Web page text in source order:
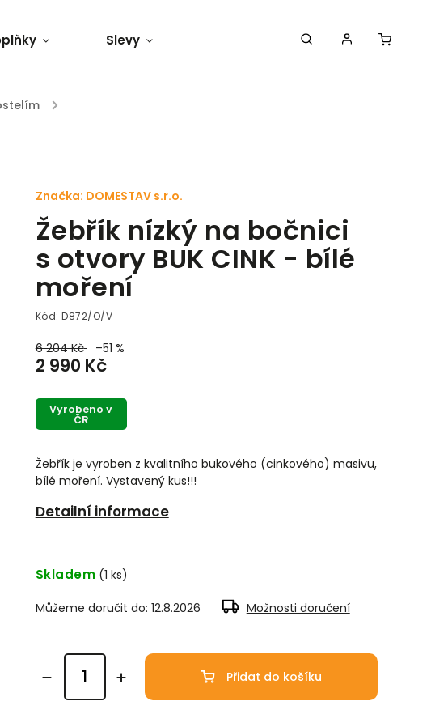
Slevy
/
Žebřík nízký na bočnici
s otvory BUK CINK - bílé
moření
Kód: D872/O/V
6 204 Kč –51 %
2 990 Kč
Vyrobeno v
ČR
Žebřík je vyroben z kvalitního bukového (cinkového) masivu,
bílé moření. Vystavený kus!!!
Detailní informace
Značka: DOMESTAV s.r.o.
Skladem (1 ks)
Můžeme doručit do: 12.8.2026 Možnosti doručení
Přidat do košíku